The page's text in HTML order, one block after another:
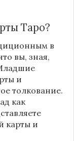
Таро?
в
вы, зная,
и
толкование.
как
карты и